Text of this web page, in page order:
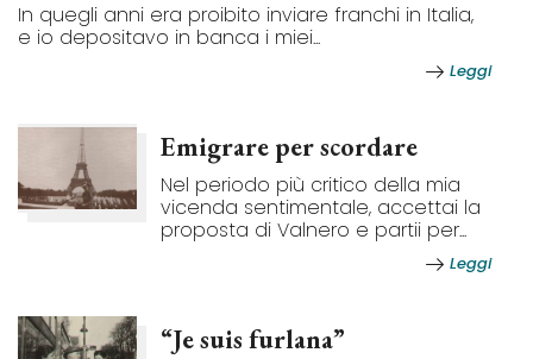
In quegli anni era proibito inviare franchi in Italia,
e io depositavo in banca i miei...
Leggi
Emigrare per scordare
Nel periodo più critico della mia
vicenda sentimentale, accettai la
proposta di Valnero e partii per...
Leggi
“Je suis furlana”